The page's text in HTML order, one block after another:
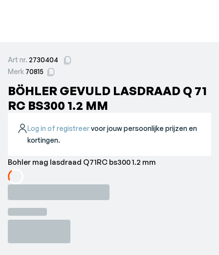
Art nr. 2730404
Merk 70815
BÖHLER GEVULD LASDRAAD Q 71
RC BS300 1.2 MM
Log in of registreervoor jouw persoonlijke prijzen en
kortingen.
Bohler mag lasdraad Q71RC bs300 1.2 mm